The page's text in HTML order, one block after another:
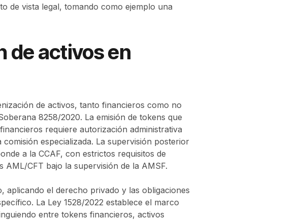
de vista legal, tomando como ejemplo una
de activos en
de activos, tanto financieros como no
8258/2020. La emisión de tokens que
requiere autorización administrativa
especializada. La supervisión posterior
a la CCAF, con estrictos requisitos de
CFT bajo la supervisión de la AMSF.
aplicando el derecho privado y las obligaciones
La Ley 1528/2022 establece el marco
entre tokens financieros, activos